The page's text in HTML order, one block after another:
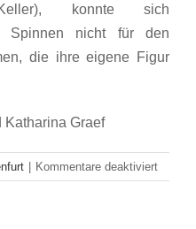
konnte sich
Spinnen nicht für den
die ihre eigene Figur
Graef
| Kommentare deaktiviertfür
Neue